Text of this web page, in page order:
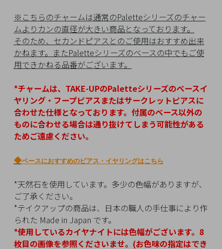
※こちらのチャームは通常のPaletteシリーズのチャー
ムよりカンの直径が大きい商品となっております。
そのため、セカンドピアスとのご使用はおすすめ出来
かねます。またPaletteシリーズのベースの中でもご使
用できかねる品番がございます。
*チャームは、TAKE-UPのPaletteシリーズのベースイ
ヤリング・フープピアスまたはサークレットピアスに
合わせた仕様となっております。 付属のベース以外の
ものに合わせる場合は通り抜けてしまう可能性がある
ためご遠慮ください。
◆ベースにおすすめのピアス・イヤリングはこちら
*天然石を使用しています。多少の色幅がありますが、
ご了承ください。
*テイクアップの商品は、日本の職人の手仕事により作
られた Made in Japan です。
*使用しているカイヤナイトには色幅がございます。8
枚目の画像を参照くださいませ。(お色味の指定はでき
最
近
チ
ェ
ッ
ク
し
た
商
品
利
用
ガ
イ
ド